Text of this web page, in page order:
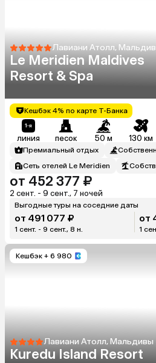
Лавиани Атолл,
Le Meridien Maldives
Resort & Spa
Кешбэк 4% по карте Т-Банка
линия песок 50 м 130 км
Премиальный отдых
Сеть отелей Le Meridien
от 452 377 ₽
2 сент. - 9 сент., 7 ночей
Выгодные туры на соседние даты
от 491 077 ₽
1 сент. - 9 сент., 8 н.
от
1
Кешбэк + 6 980
Лавиани Атолл, Мальдивы
Kuredu Island Resort